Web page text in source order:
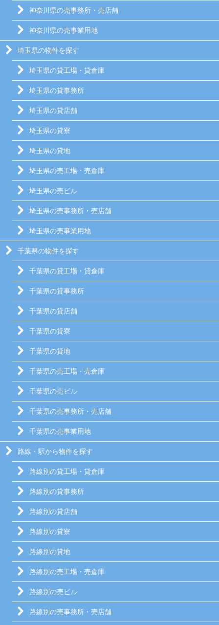
神奈川県の売事務所・売店舗
神奈川県の売事業用地
埼玉県の物件を探す
埼玉県の貸工場・貸倉庫
埼玉県の貸事務所
埼玉県の貸店舗
埼玉県の貸寮
埼玉県の貸地
埼玉県の売工場・売倉庫
埼玉県の売ビル
埼玉県の売事務所・売店舗
埼玉県の売事業用地
千葉県の物件を探す
千葉県の貸工場・貸倉庫
千葉県の貸事務所
千葉県の貸店舗
千葉県の貸寮
千葉県の貸地
千葉県の売工場・売倉庫
千葉県の売ビル
千葉県の売事務所・売店舗
千葉県の売事業用地
路線・駅から物件を探す
路線別の貸工場・貸倉庫
路線別の貸事務所
路線別の貸店舗
路線別の貸寮
路線別の貸地
路線別の売工場・売倉庫
路線別の売ビル
路線別の売事務所・売店舗